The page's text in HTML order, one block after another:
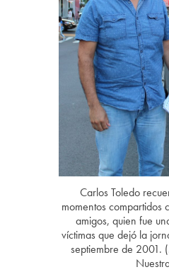
Carlos Toledo
momentos compartidos
amigos, quien fue
víctimas que dejó la
septiembre de